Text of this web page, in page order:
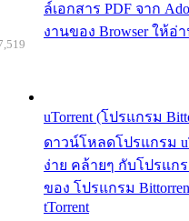
ล์เอกสาร PDF จาก
งานของ Browser ให้อ่
uTorrent (โปรแกรม
ดาวน์โหลดโปรแกรม
ง่าย คล้ายๆ กับโปรแก
ของ โปรแกรม
tTorrent